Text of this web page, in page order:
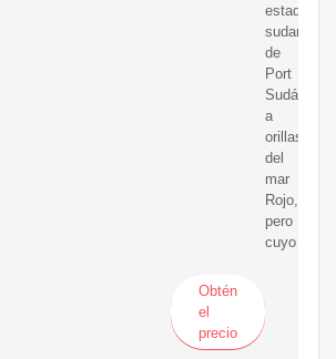
estado
sudanés
de
Port
Sudán,
a
orillas
del
mar
Rojo,
pero
cuyo
Obtén
el
precio